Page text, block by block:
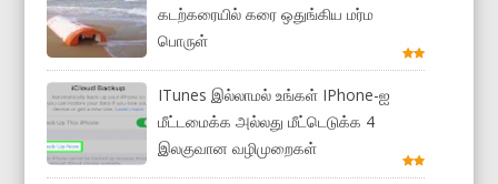
கடற்கரையில் கரை ஒதுங்கிய மர்ம
பொருள்
ITunes இல்லாமல் உங்கள் IPhone-ஐ
மீட்டமைக்க அல்லது மீட்டெடுக்க 4
இலகுவான வழிமுறைகள்